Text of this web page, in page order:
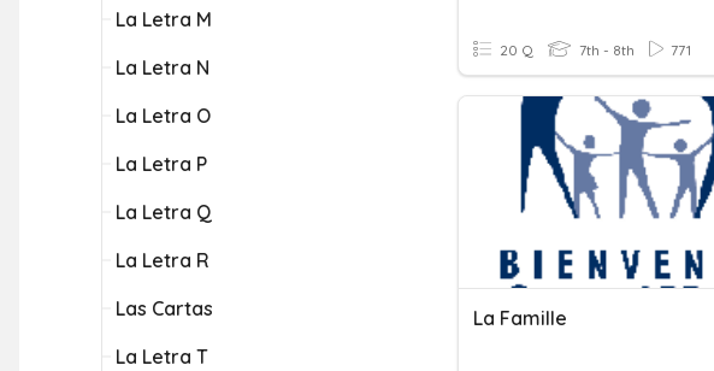
La Letra M
La Letra N
La Letra O
La Letra P
La Letra Q
La Letra R
Las Cartas
La Letra T
20 Q 7th - 8th 771
La Famille